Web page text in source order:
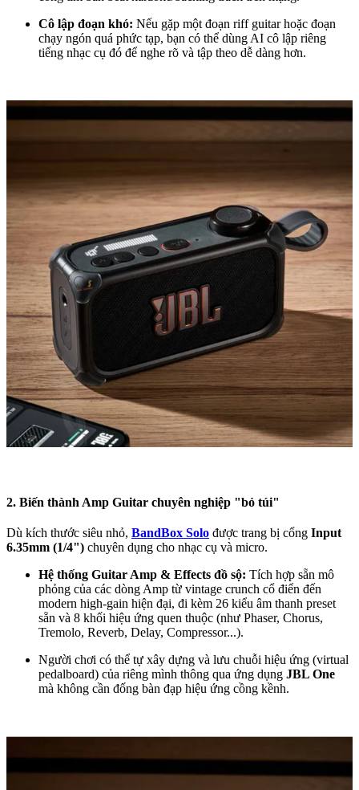
Cô lập đoạn khó: Nếu gặp một đoạn riff guitar hoặc đoạn
chạy ngón quá phức tạp, bạn có thể dùng AI cô lập riêng
tiếng nhạc cụ đó để nghe rõ và tập theo dễ dàng hơn.
2. Biến thành Amp Guitar chuyên nghiệp "bỏ túi"
Dù kích thước siêu nhỏ, BandBox Solo được trang bị cổng Input
6.35mm (1/4") chuyên dụng cho nhạc cụ và micro.
Hệ thống Guitar Amp & Effects đồ sộ: Tích hợp sẵn mô
phỏng của các dòng Amp từ vintage crunch cổ điển đến
modern high-gain hiện đại, đi kèm 26 kiểu âm thanh preset
sẵn và 8 khối hiệu ứng quen thuộc (như Phaser, Chorus,
Tremolo, Reverb, Delay, Compressor...).
Người chơi có thể tự xây dựng và lưu chuỗi hiệu ứng (virtual
pedalboard) của riêng mình thông qua ứng dụng JBL One
mà không cần đống bàn đạp hiệu ứng cồng kềnh.